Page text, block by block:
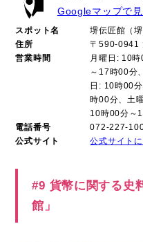
Googleマップで
スポット名
堺伝匠館（
住所
〒590-0941
営業時間
月曜日: 10
～17時00分
日: 10時00
時00分、土
10時00分～
電話番号
072-227-
公式サイト
公式サイト
#9 貨幣に関する史
館」